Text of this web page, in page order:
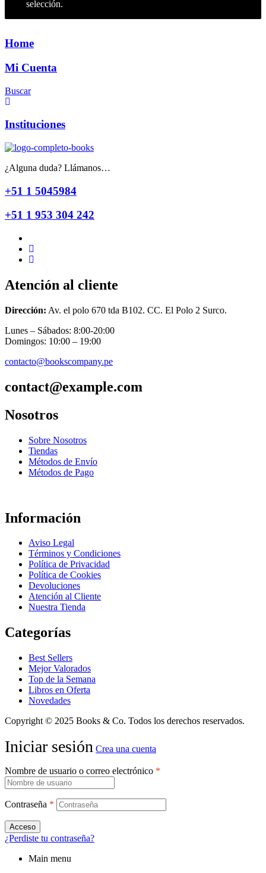
selección.
Home
Mi Cuenta
Buscar
Instituciones
¿Alguna duda? Llámanos…
+51 1 5045984
+51 1 953 304 242
Atención al cliente
Dirección: Av. el polo 670 tda B102. CC. El Polo 2 Surco.
Lunes – Sábados: 8:00-20:00
Domingos: 10:00 – 19:00
contacto@bookscompany.pe
contact@example.com
Nosotros
Sobre Nosotros
Tiendas
Métodos de Envío
Métodos de Pago
Información
Aviso Legal
Términos y Condiciones
Política de Privacidad
Política de Cookies
Devoluciones
Atención al Cliente
Nuestra Tienda
Categorías
Best Sellers
Mejor Valorados
Top de la Semana
Libros en Oferta
Novedades
Copyright © 2025 Books & Co. Todos los derechos reservados.
Iniciar sesión Crea una cuenta
Nombre de usuario o correo electrónico *
Contraseña *
Acceso
¿Perdiste tu contraseña?
Main menu